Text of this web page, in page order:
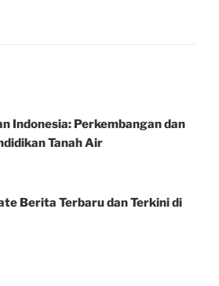
Indonesia: Perkembangan dan
Tanah Air
Berita Terbaru dan Terkini di